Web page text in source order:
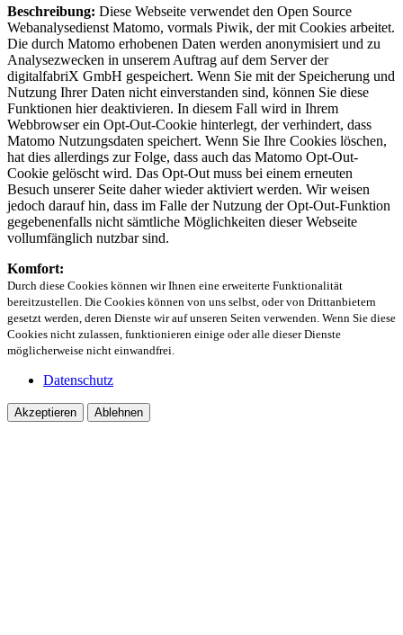
Beschreibung: Diese Webseite verwendet den Open Source
Webanalysedienst Matomo, vormals Piwik, der mit Cookies arbeitet.
Die durch Matomo erhobenen Daten werden anonymisiert und zu
Analysezwecken in unserem Auftrag auf dem Server der
digitalfabriX GmbH gespeichert. Wenn Sie mit der Speicherung und
Nutzung Ihrer Daten nicht einverstanden sind, können Sie diese
Funktionen hier deaktivieren. In diesem Fall wird in Ihrem
Webbrowser ein Opt-Out-Cookie hinterlegt, der verhindert, dass
Matomo Nutzungsdaten speichert. Wenn Sie Ihre Cookies löschen,
hat dies allerdings zur Folge, dass auch das Matomo Opt-Out-
Cookie gelöscht wird. Das Opt-Out muss bei einem erneuten
Besuch unserer Seite daher wieder aktiviert werden. Wir weisen
jedoch darauf hin, dass im Falle der Nutzung der Opt-Out-Funktion
gegebenenfalls nicht sämtliche Möglichkeiten dieser Webseite
vollumfänglich nutzbar sind.
Komfort:
Durch diese Cookies können wir Ihnen eine erweiterte Funktionalität
bereitzustellen. Die Cookies können von uns selbst, oder von Drittanbietern
gesetzt werden, deren Dienste wir auf unseren Seiten verwenden. Wenn Sie diese
Cookies nicht zulassen, funktionieren einige oder alle dieser Dienste
möglicherweise nicht einwandfrei.
Datenschutz
Akzeptieren Ablehnen